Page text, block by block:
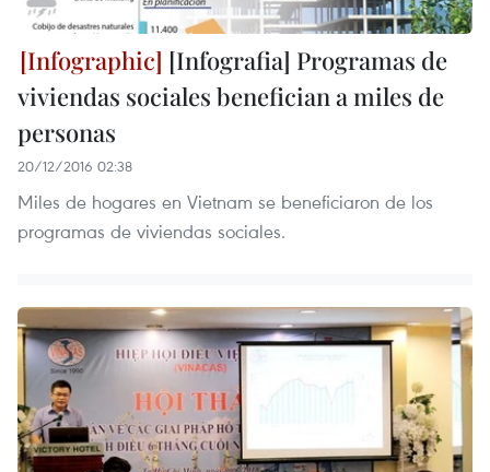
[Infografia] Programas de
viviendas sociales benefician a miles de
personas
20/12/2016 02:38
Miles de hogares en Vietnam se beneficiaron de los
programas de viviendas sociales.